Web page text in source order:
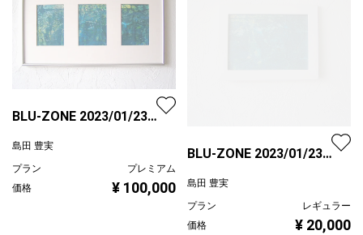
BLU-ZONE 2023/01/23/
島田 豊実
プラン
プレミアム
価格
¥ 100,000
BLU-ZONE 2023/01/23/
島田 豊実
プラン
レギュラー
価格
¥ 20,000